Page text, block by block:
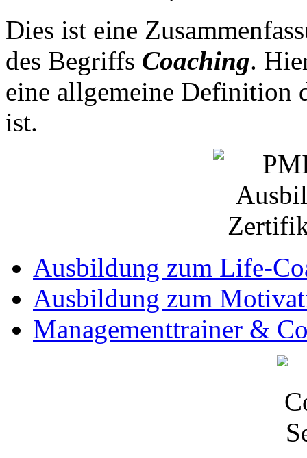
Dies ist eine
des Begriffs Coaching.
eine allgemeine Definition
ist.
Ausbildung zum Life-
Ausbildung zum
Managementtrainer &